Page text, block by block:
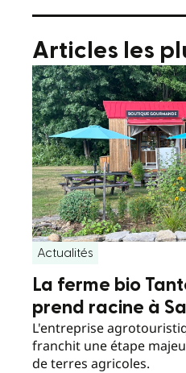
Articles les
Actualités
La ferme bio
prend racine à
L'entreprise
franchit une étape
de terres agricoles.